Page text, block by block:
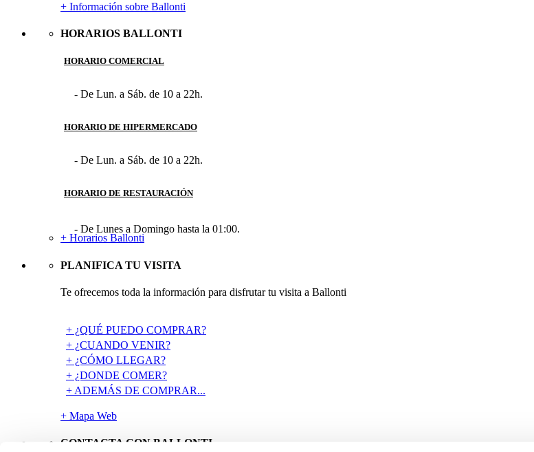
+ Información sobre Ballonti
HORARIOS BALLONTI
HORARIO COMERCIAL
- De Lun. a Sáb. de 10 a 22h.
HORARIO DE HIPERMERCADO
- De Lun. a Sáb. de 10 a 22h.
HORARIO DE RESTAURACIÓN
- De Lunes a Domingo hasta la 01:00.
+ Horarios Ballonti
PLANIFICA TU VISITA
Te ofrecemos toda la información para disfrutar tu visita a Ballonti
+ ¿QUÉ PUEDO COMPRAR?
+ ¿CUANDO VENIR?
+ ¿CÓMO LLEGAR?
+ ¿DONDE COMER?
+ ADEMÁS DE COMPRAR...
+ Mapa Web
CONTACTA CON BALLONTI